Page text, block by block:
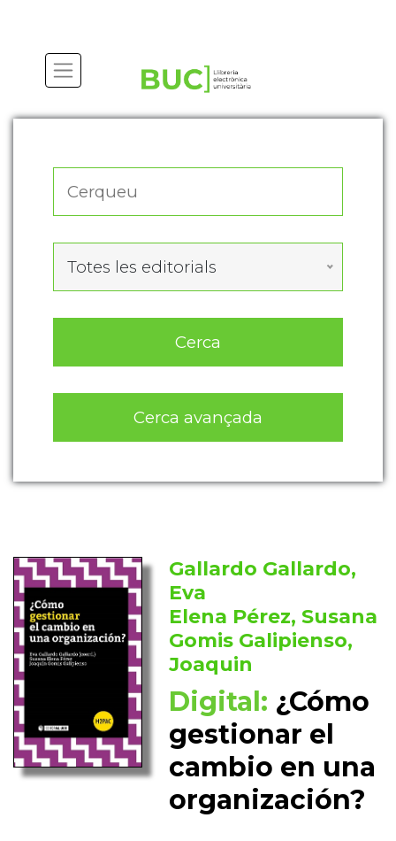
Totes les editorials
Cerca
Cerca avançada
Gallardo Gallardo,
Eva
Elena Pérez, Susana
Gomis Galipienso,
Joaquin
Digital: ¿Cómo
gestionar el
cambio en una
organización?